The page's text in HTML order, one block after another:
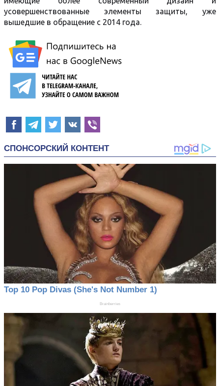
усовершенствованные элементы защиты, уже
вышедшие в обращение с 2014 года.